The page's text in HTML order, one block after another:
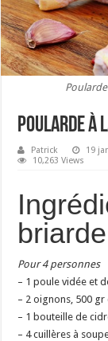
Poularde à
Patrick 19
10,263 Views
briarde
Pour 4 personnes
– 1 poule vidée et
– 2 oignons, 500
– 1 bouteille de
– 4 cuillères à